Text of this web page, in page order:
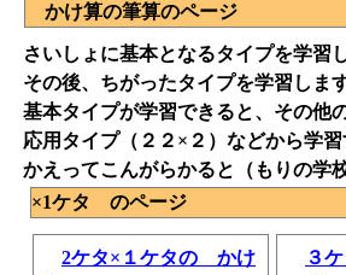
かけ算の筆算のページ
さいしょに基本となるタイプを学習
その後、ちがったタイプを学習します
基本タイプが学習できると、その他
応用タイプ（２２×２）などから学
かえってこんがらかると（もりの学
×1ケタ のページ
2ケタ×１ケタの かけ
３